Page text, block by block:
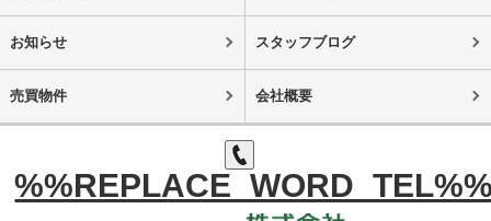
お知らせ スタッフブログ
売買物件 会社概要